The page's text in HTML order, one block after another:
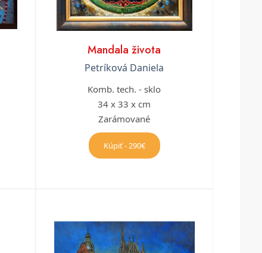
Mandala života
Petríková Daniela
Komb. tech. - sklo
34 x 33 x cm
Zarámované
Kúpiť - 290€